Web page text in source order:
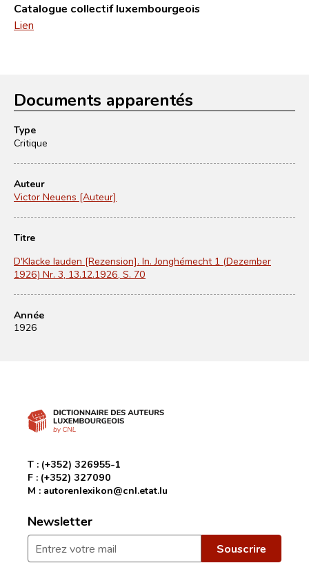
Catalogue collectif luxembourgeois
Lien
Documents apparentés
Type
Critique
Auteur
Victor Neuens [Auteur]
Titre
D'Klacke lauden [Rezension]. In. Jonghémecht 1 (Dezember
1926) Nr. 3, 13.12.1926, S. 70
Année
1926
T : (+352) 326955-1
F : (+352) 327090
M : autorenlexikon@cnl.etat.lu
Newsletter